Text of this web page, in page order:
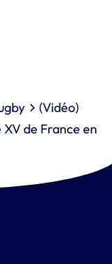
(Vidéo)
XV de France en